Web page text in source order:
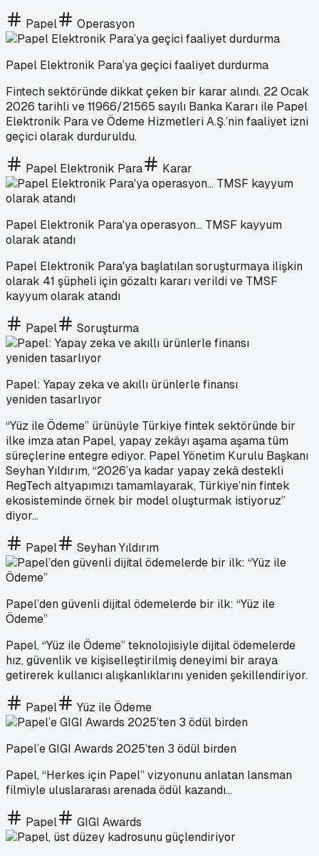
Papel Operasyon
Papel Elektronik Para’ya geçici faaliyet durdurma
Fintech sektöründe dikkat çeken bir karar alındı. 22 Ocak
2026 tarihli ve 11966/21565 sayılı Banka Kararı ile Papel
Elektronik Para ve Ödeme Hizmetleri A.Ş.’nin faaliyet izni
geçici olarak durduruldu.
Papel Elektronik Para Karar
Papel Elektronik Para'ya operasyon... TMSF kayyum
olarak atandı
Papel Elektronik Para'ya başlatılan soruşturmaya ilişkin
olarak 41 şüpheli için gözaltı kararı verildi ve TMSF
kayyum olarak atandı
Papel Soruşturma
Papel: Yapay zeka ve akıllı ürünlerle finansı
yeniden tasarlıyor
“Yüz ile Ödeme” ürünüyle Türkiye fintek sektöründe bir
ilke imza atan Papel, yapay zekâyı aşama aşama tüm
süreçlerine entegre ediyor. Papel Yönetim Kurulu Başkanı
Seyhan Yıldırım, “2026’ya kadar yapay zekâ destekli
RegTech altyapımızı tamamlayarak, Türkiye’nin fintek
ekosisteminde örnek bir model oluşturmak istiyoruz”
diyor...
Papel Seyhan Yıldırım
Papel’den güvenli dijital ödemelerde bir ilk: “Yüz ile
Ödeme”
Papel, “Yüz ile Ödeme” teknolojisiyle dijital ödemelerde
hız, güvenlik ve kişiselleştirilmiş deneyimi bir araya
getirerek kullanıcı alışkanlıklarını yeniden şekillendiriyor.
Papel Yüz ile Ödeme
Papel’e GIGI Awards 2025’ten 3 ödül birden
Papel, “Herkes için Papel” vizyonunu anlatan lansman
filmiyle uluslararası arenada ödül kazandı...
Papel GIGI Awards